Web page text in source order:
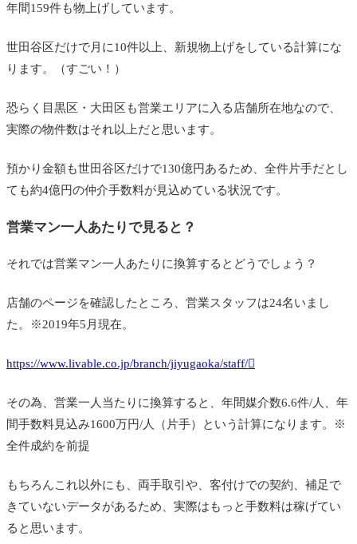
年間159件も物上げしています。
世田谷区だけで月に10件以上、新規物上げをしている計算にな
ります。（すごい！）
恐らく目黒区・大田区も営業エリアに入る店舗所在地なので、
実際の物件数はそれ以上だと思います。
預かり金額も世田谷区だけで130億円あるため、全件片手だとし
ても約4億円の仲介手数料が見込めている状況です。
営業マン一人あたりで見ると？
それでは営業マン一人あたりに換算するとどうでしょう？
店舗のページを確認したところ、営業スタッフは24名いまし
た。※2019年5月現在。
https://www.livable.co.jp/branch/jiyugaoka/staff/
その為、営業一人当たりに換算すると、年間媒介数6.6件/人、年
間手数料見込み1600万円/人（片手）という計算になります。※
全件成約を前提
もちろんこれ以外にも、両手取引や、客付けでの契約、補足で
きていないデータがあるため、実際はもっと手数料は稼げてい
ると思います。